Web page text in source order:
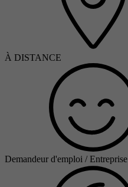
À DISTANCE
Demandeur d'emploi / Entreprise